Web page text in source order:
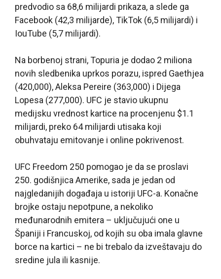
predvodio sa 68,6 milijardi prikaza, a slede ga
Facebook (42,3 milijarde), TikTok (6,5 milijardi) i
IouTube (5,7 milijardi).
Na borbenoj strani, Topuria je dodao 2 miliona
novih sledbenika uprkos porazu, ispred Gaethjea
(420,000), Aleksa Pereire (363,000) i Dijega
Lopesa (277,000). UFC je stavio ukupnu
medijsku vrednost kartice na procenjenu $1.1
milijardi, preko 64 milijardi utisaka koji
obuhvataju emitovanje i online pokrivenost.
UFC Freedom 250 pomogao je da se proslavi
250. godišnjica Amerike, sada je jedan od
najgledanijih događaja u istoriji UFC-a. Konačne
brojke ostaju nepotpune, a nekoliko
međunarodnih emitera – uključujući one u
Španiji i Francuskoj, od kojih su oba imala glavne
borce na kartici – ne bi trebalo da izveštavaju do
sredine jula ili kasnije.